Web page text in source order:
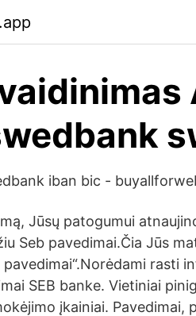
iban bic -
Jūsų patogumui
Seb pavedimai.Čia Jūs
pavedimai“.Norėdami rasti
SEB banke. Vietiniai
įkainiai. Pavedimai,